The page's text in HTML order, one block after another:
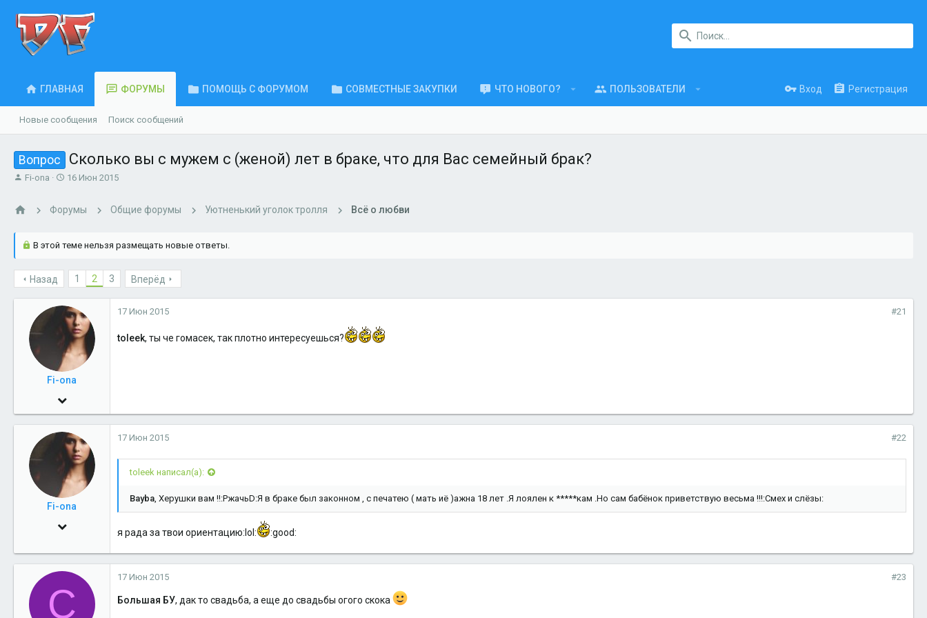
ГЛАВНАЯ ФОРУМЫ ПОМОЩЬ С ФОРУМОМ СОВМЕСТНЫЕ ЗАКУПКИ ЧТО НОВОГО? ПОЛЬЗОВАТЕЛИ Вход Регистрация
Новые сообщения Поиск сообщений
Вопрос Сколько вы с мужем с (женой) лет в браке, что для Вас семейный брак?
А
т
е
ы
Fi-ona
Д
а
ч
а
16 Июн 2015
Форумы Общие форумы Уютненький уголок тролля Всё о любви
В этой теме нельзя размещать новые ответы.
Назад 1 2 3 Вперёд
Fi-ona
7 Янв 2010
769
16
Салехард
17 Июн 2015 #21
toleek, ты че гомасек, так плотно интересуешься?
Fi-ona
7 Янв 2010
0
Салехард
17 Июн 2015 #22
toleek написал(а):
Bayba , Херушки вам !!:РжачьD:Я в браке был законном , с печатею ( мать иё )ажна 18 лет .Я лоялен к *****кам .Но сам бабёнок приветствую весьма !!!:Смех и слёзы:
я рада за твои ориентацию:lol: :good:
С
17 Июн 2015 #23
Большая БУ, дак то свадьба, а еще до свадьбы огого скока